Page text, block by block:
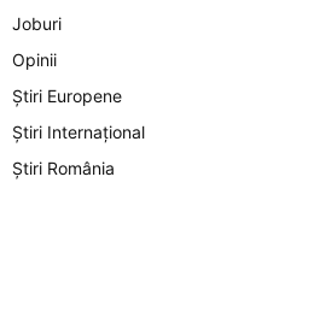
Joburi
Opinii
Știri Europene
Știri Internațional
Știri România